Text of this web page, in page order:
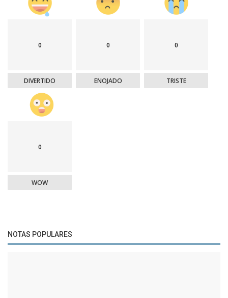
0
DIVERTIDO
0
ENOJADO
0
TRISTE
0
WOW
NOTAS POPULARES